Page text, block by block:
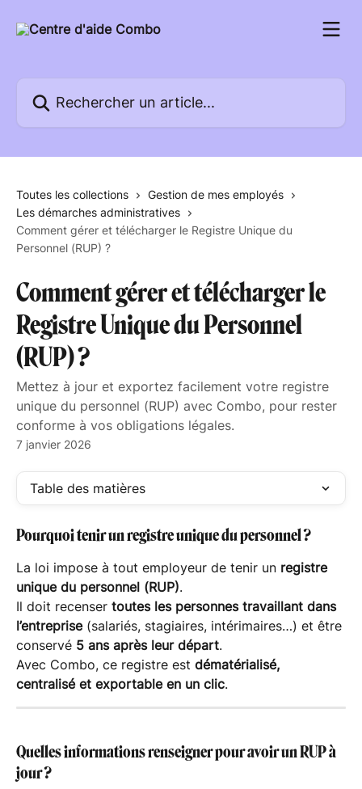
Toutes les collections
Gestion de mes employés
Les démarches administratives
Comment gérer et télécharger le Registre Unique du
Personnel (RUP) ?
Comment gérer et télécharger le
Registre Unique du Personnel
(RUP) ?
Mettez à jour et exportez facilement votre registre
unique du personnel (RUP) avec Combo, pour rester
conforme à vos obligations légales.
7 janvier 2026
Table des matières
Pourquoi tenir un registre unique du personnel ?
La loi impose à tout employeur de tenir un registre
unique du personnel (RUP).
Il doit recenser toutes les personnes travaillant dans
l’entreprise (salariés, stagiaires, intérimaires…) et être
conservé 5 ans après leur départ.
Avec Combo, ce registre est dématérialisé,
centralisé et exportable en un clic.
Quelles informations renseigner pour avoir un RUP à
jour ?